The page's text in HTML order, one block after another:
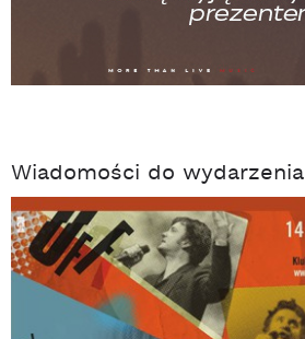
Wiadomości do wydarzenia